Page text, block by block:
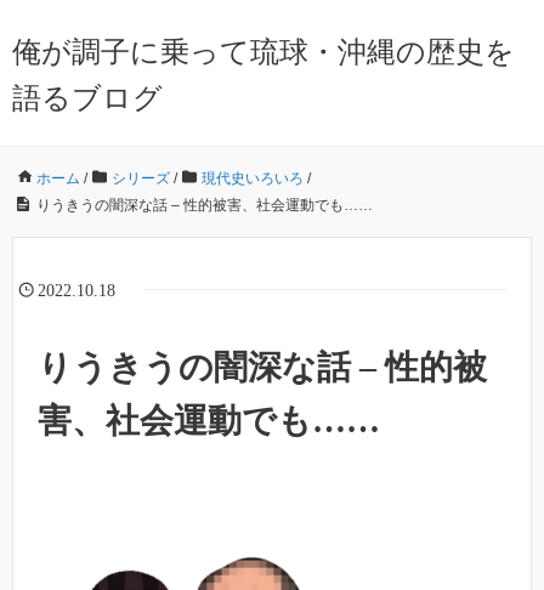
俺が調子に乗って琉球・沖縄の歴史を
語るブログ
ホーム / シリーズ / 現代史いろいろ /
りうきうの闇深な話 – 性的被害、社会運動でも……
2022.10.18
りうきうの闇深な話 – 性的被
害、社会運動でも……